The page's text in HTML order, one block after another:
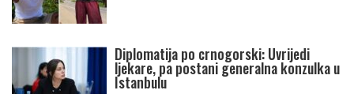
Diplomatija po crnogorski: Uvrijedi
ljekare, pa postani generalna konzulka u
Istanbulu